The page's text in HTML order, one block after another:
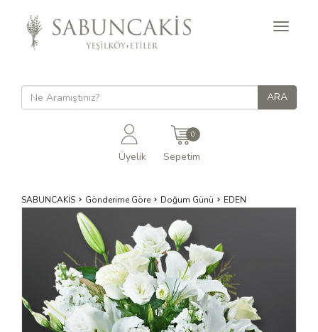
Toggle
Üyelik
0
Sepetim
SABUNCAKİS Gönderime Göre Doğum Günü EDEN